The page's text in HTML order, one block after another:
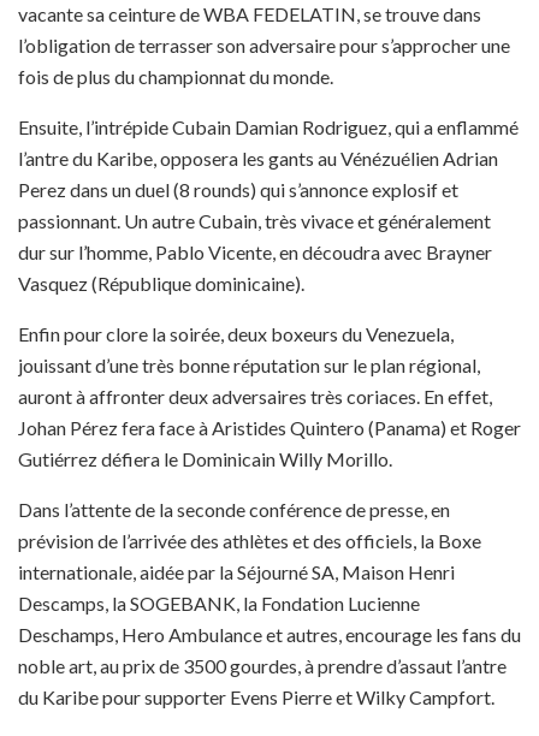
vacante sa ceinture de WBA FEDELATIN, se trouve dans
l’obligation de terrasser son adversaire pour s’approcher une
fois de plus du championnat du monde.
Ensuite, l’intrépide Cubain Damian Rodriguez, qui a enflammé
l’antre du Karibe, opposera les gants au Vénézuélien Adrian
Perez dans un duel (8 rounds) qui s’annonce explosif et
passionnant. Un autre Cubain, très vivace et généralement
dur sur l’homme, Pablo Vicente, en découdra avec Brayner
Vasquez (République dominicaine).
Enfin pour clore la soirée, deux boxeurs du Venezuela,
jouissant d’une très bonne réputation sur le plan régional,
auront à affronter deux adversaires très coriaces. En effet,
Johan Pérez fera face à Aristides Quintero (Panama) et Roger
Gutiérrez défiera le Dominicain Willy Morillo.
Dans l’attente de la seconde conférence de presse, en
prévision de l’arrivée des athlètes et des officiels, la Boxe
internationale, aidée par la Séjourné SA, Maison Henri
Descamps, la SOGEBANK, la Fondation Lucienne
Deschamps, Hero Ambulance et autres, encourage les fans du
noble art, au prix de 3500 gourdes, à prendre d’assaut l’antre
du Karibe pour supporter Evens Pierre et Wilky Campfort.